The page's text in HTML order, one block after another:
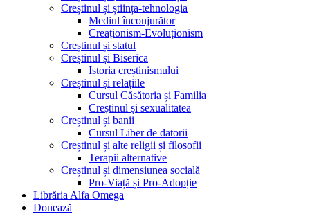
Creștinul și știința-tehnologia
Mediul înconjurător
Creaționism-Evoluționism
Creștinul și statul
Creștinul și Biserica
Istoria creștinismului
Creștinul și relațiile
Cursul Căsătoria și Familia
Creștinul și sexualitatea
Creștinul și banii
Cursul Liber de datorii
Creștinul și alte religii și filosofii
Terapii alternative
Creștinul și dimensiunea socială
Pro-Viață și Pro-Adopție
Librăria Alfa Omega
Donează